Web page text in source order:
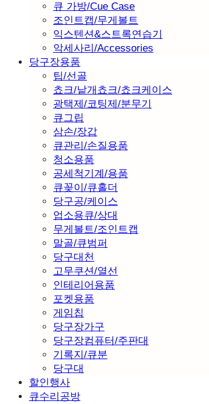
큐 가방/Cue Case
조인트캡/무게볼트
익스텐션&스트록연습기
악세사리/Accessories
당구장용품
팁/선골
쵸크/낱개쵸크/쵸크케이스
광택제/코팅제/분무기
큐그립
삼손/장갑
큐관리/손질용품
청소용품
공세척기계/용품
큐꽂이/큐홀더
당구공/케이스
업소용큐/상대
무게볼트/조인트캡
말골/큐범퍼
당구대천
고무쿠션/열선
인테리어용품
포켓용품
게임칩
당구장가구
당구장컴퓨터/주판대
기록지/큐분
당구대
할인행사
큐수리공방